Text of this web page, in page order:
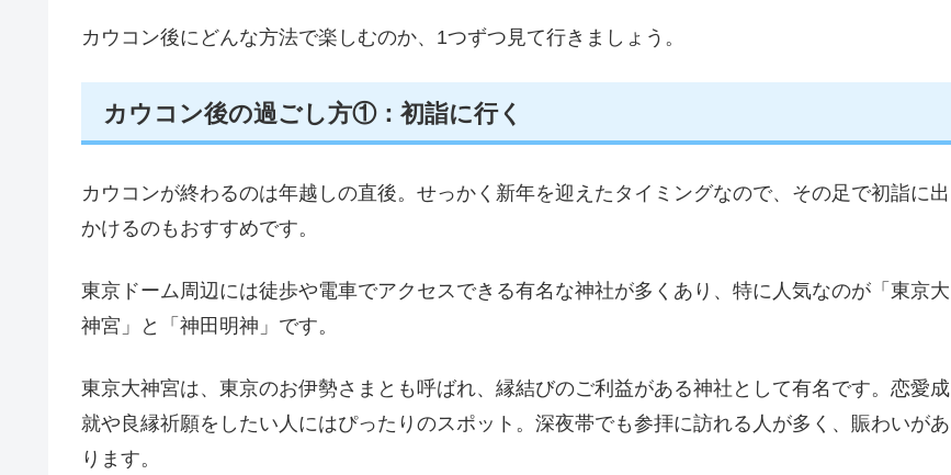
カウコン後にどんな方法で楽しむのか、1つずつ見て行きましょう。
カウコン後の過ごし方①：初詣に行く
カウコンが終わるのは年越しの直後。せっかく新年を迎えたタイミングなので、その足で初詣に出
かけるのもおすすめです。
東京ドーム周辺には徒歩や電車でアクセスできる有名な神社が多くあり、特に人気なのが「東京大
神宮」と「神田明神」です。
東京大神宮は、東京のお伊勢さまとも呼ばれ、縁結びのご利益がある神社として有名です。恋愛成
就や良縁祈願をしたい人にはぴったりのスポット。深夜帯でも参拝に訪れる人が多く、賑わいがあ
ります。